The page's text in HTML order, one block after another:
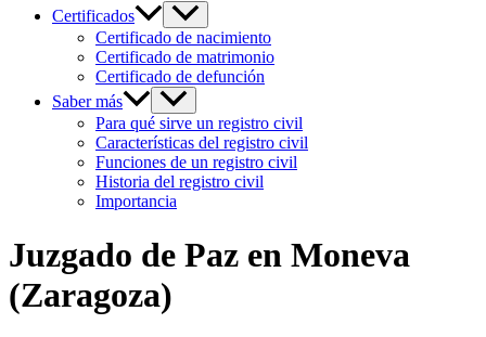
Certificados
Certificado de nacimiento
Certificado de matrimonio
Certificado de defunción
Saber más
Para qué sirve un registro civil
Características del registro civil
Funciones de un registro civil
Historia del registro civil
Importancia
Juzgado de Paz en Moneva
(Zaragoza)